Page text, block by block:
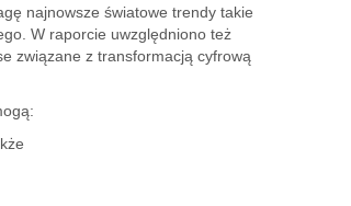
najnowsze światowe trendy takie
W raporcie uwzględniono też
związane z transformacją cyfrową